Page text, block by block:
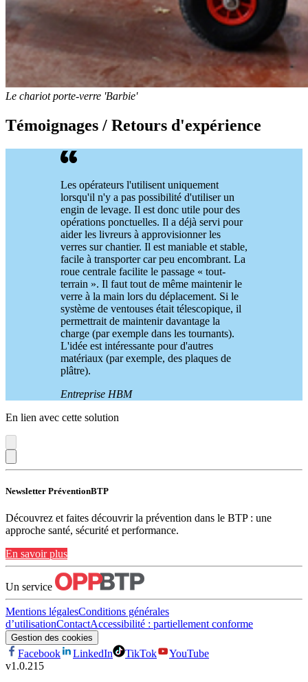
Le chariot porte-verre 'Barbie'
Témoignages / Retours d'expérience
Les opérateurs l'utilisent uniquement
lorsqu'il n'y a pas possibilité d'utiliser un
engin de levage. Il est donc utile pour des
opérations ponctuelles. Il a déjà servi pour
aider les livreurs à approvisionner les
verres sur chantier. Il est maniable et stable,
facile à transporter car peu encombrant. La
roue centrale facilite le passage « tout-
terrain ». Il faut tout de même maintenir le
verre à la main lors du déplacement. Si le
système de ventouses était télescopique, il
permettrait de maintenir davantage la
charge (par exemple dans les tournants).
L'idée est intéressante pour d'autres
matériaux (par exemple, des plaques de
plâtre).
Entreprise HBM
En lien avec cette solution
Newsletter PréventionBTP
Découvrez et faites découvrir la prévention dans le BTP : une
approche santé, sécurité et performance.
En savoir plus
Un service
Mentions légalesConditions générales
d’utilisationContactAccessibilité : partiellement conforme
Gestion des cookies
Facebook LinkedIn TikTok
YouTube
v1.0.215